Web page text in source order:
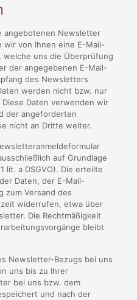
angebotenen Newsletter
von Ihnen eine E-Mail-
welche uns die Überprüfung
der angegebenen E-Mail-
des Newsletters
werden nicht bzw. nur
Daten verwenden wir
der angeforderten
nicht an Dritte weiter.
auf Grundlage
lit. a DSGVO). Die erteilte
Daten, der E-Mail-
zum Versand des
widerrufen, etwa über
Die Rechtmäßigkeit
bleibt
Newsletter-Bezugs bei uns
uns bis zu Ihrer
bei uns bzw. dem
und nach der